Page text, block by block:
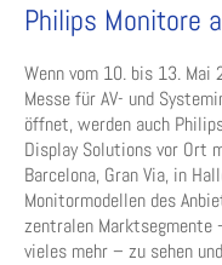
Philips Monitore
Wenn vom 10. bis 13. Mai
Messe für AV- und
öffnet, werden auch
Display Solutions vor Ort
Barcelona, Gran Via, in
Monitormodellen des
zentralen Marktsegmente
vieles mehr – zu sehen